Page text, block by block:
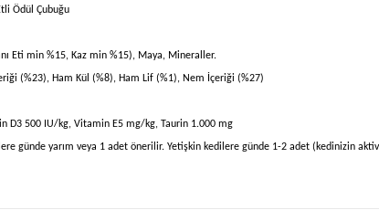
Ödül Çubuğu
Eti min %15, Kaz min %15), Maya, Mineraller.
(%23), Ham Kül (%8), Ham Lif (%1), Nem İçeriği (%27)
D3 500 IU/kg, Vitamin E5 mg/kg, Taurin 1.000 mg
günde yarım veya 1 adet önerilir. Yetişkin kedilere günde 1-2 adet (kedinizin